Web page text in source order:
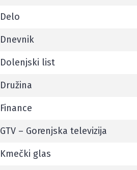
Delo
Dnevnik
Dolenjski list
Družina
Finance
GTV – Gorenjska televizija
Kmečki glas